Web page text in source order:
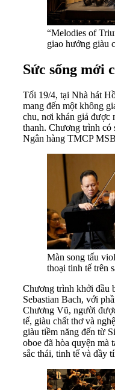
“Melodies of
giao hưởng giàu
Sức sống mới
Tối 19/4, tại Nhà hát
mang đến một không
chu, nơi khán giả được
thanh. Chương trình có
Ngân hàng TMCP
Màn song tấu
thoại tinh tế trên
Chương trình khởi đầu
Sebastian Bach, với
Chương Vũ, người
tế, giàu chất thơ và
giàu tiềm năng đến từ
oboe đã hòa quyện mà
sắc thái, tinh tế và đầy